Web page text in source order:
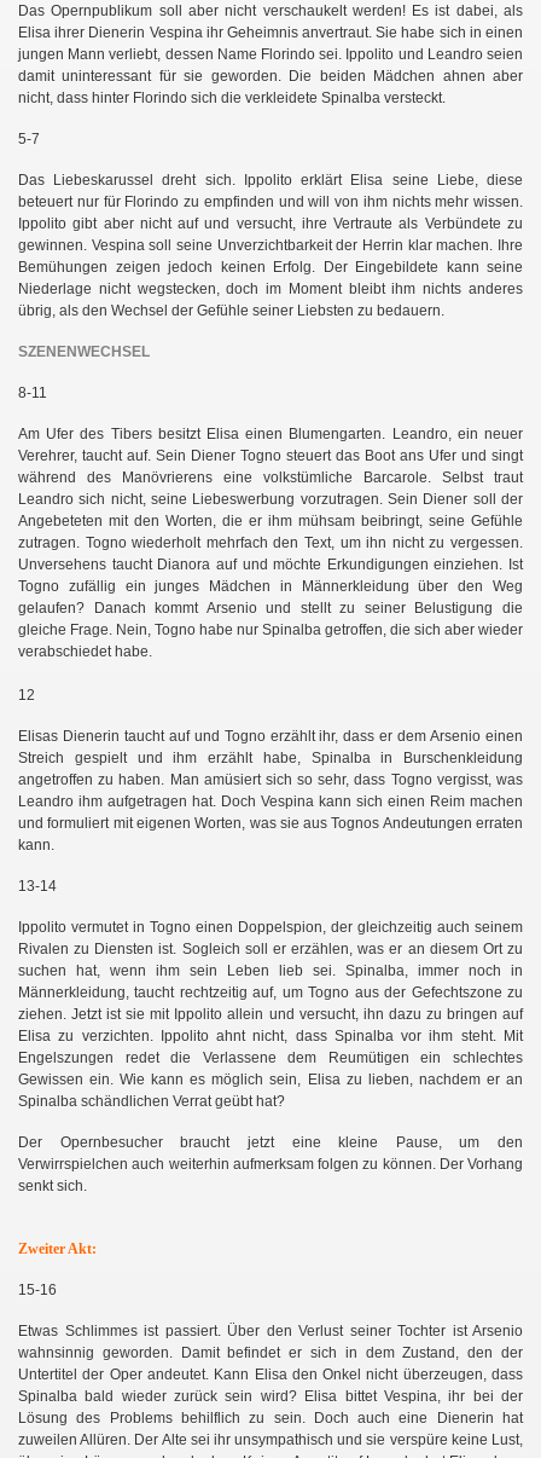
Das Opernpublikum soll aber nicht verschaukelt werden! Es ist dabei, als
Elisa ihrer Dienerin Vespina ihr Geheimnis anvertraut. Sie habe sich in einen
jungen Mann verliebt, dessen Name Florindo sei. Ippolito und Leandro seien
damit uninteressant für sie geworden. Die beiden Mädchen ahnen aber
nicht, dass hinter Florindo sich die verkleidete Spinalba versteckt.
5-7
Das Liebeskarussel dreht sich. Ippolito erklärt Elisa seine Liebe, diese
beteuert nur für Florindo zu empfinden und will von ihm nichts mehr wissen.
Ippolito gibt aber nicht auf und versucht, ihre Vertraute als Verbündete zu
gewinnen. Vespina soll seine Unverzichtbarkeit der Herrin klar machen. Ihre
Bemühungen zeigen jedoch keinen Erfolg. Der Eingebildete kann seine
Niederlage nicht wegstecken, doch im Moment bleibt ihm nichts anderes
übrig, als den Wechsel der Gefühle seiner Liebsten zu bedauern.
SZENENWECHSEL
8-11
Am Ufer des Tibers besitzt Elisa einen Blumengarten. Leandro, ein neuer
Verehrer, taucht auf. Sein Diener Togno steuert das Boot ans Ufer und singt
während des Manövrierens eine volkstümliche Barcarole. Selbst traut
Leandro sich nicht, seine Liebeswerbung vorzutragen. Sein Diener soll der
Angebeteten mit den Worten, die er ihm mühsam beibringt, seine Gefühle
zutragen. Togno wiederholt mehrfach den Text, um ihn nicht zu vergessen.
Unversehens taucht Dianora auf und möchte Erkundigungen einziehen. Ist
Togno zufällig ein junges Mädchen in Männerkleidung über den Weg
gelaufen? Danach kommt Arsenio und stellt zu seiner Belustigung die
gleiche Frage. Nein, Togno habe nur Spinalba getroffen, die sich aber wieder
verabschiedet habe.
12
Elisas Dienerin taucht auf und Togno erzählt ihr, dass er dem Arsenio einen
Streich gespielt und ihm erzählt habe, Spinalba in Burschenkleidung
angetroffen zu haben. Man amüsiert sich so sehr, dass Togno vergisst, was
Leandro ihm aufgetragen hat. Doch Vespina kann sich einen Reim machen
und formuliert mit eigenen Worten, was sie aus Tognos Andeutungen erraten
kann.
13-14
Ippolito vermutet in Togno einen Doppelspion, der gleichzeitig auch seinem
Rivalen zu Diensten ist. Sogleich soll er erzählen, was er an diesem Ort zu
suchen hat, wenn ihm sein Leben lieb sei. Spinalba, immer noch in
Männerkleidung, taucht rechtzeitig auf, um Togno aus der Gefechtszone zu
ziehen. Jetzt ist sie mit Ippolito allein und versucht, ihn dazu zu bringen auf
Elisa zu verzichten. Ippolito ahnt nicht, dass Spinalba vor ihm steht. Mit
Engelszungen redet die Verlassene dem Reumütigen ein schlechtes
Gewissen ein. Wie kann es möglich sein, Elisa zu lieben, nachdem er an
Spinalba schändlichen Verrat geübt hat?
Der Opernbesucher braucht jetzt eine kleine Pause, um den
Verwirrspielchen auch weiterhin aufmerksam folgen zu können. Der Vorhang
senkt sich.
Zweiter Akt:
15-16
Etwas Schlimmes ist passiert. Über den Verlust seiner Tochter ist Arsenio
wahnsinnig geworden. Damit befindet er sich in dem Zustand, den der
Untertitel der Oper andeutet. Kann Elisa den Onkel nicht überzeugen, dass
Spinalba bald wieder zurück sein wird? Elisa bittet Vespina, ihr bei der
Lösung des Problems behilflich zu sein. Doch auch eine Dienerin hat
zuweilen Allüren. Der Alte sei ihr unsympathisch und sie verspüre keine Lust,